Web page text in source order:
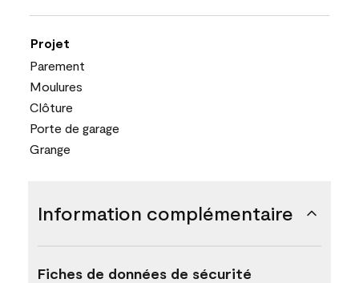
Projet
Parement
Moulures
Clôture
Porte de garage
Grange
Information complémentaire
Fiches de données de sécurité